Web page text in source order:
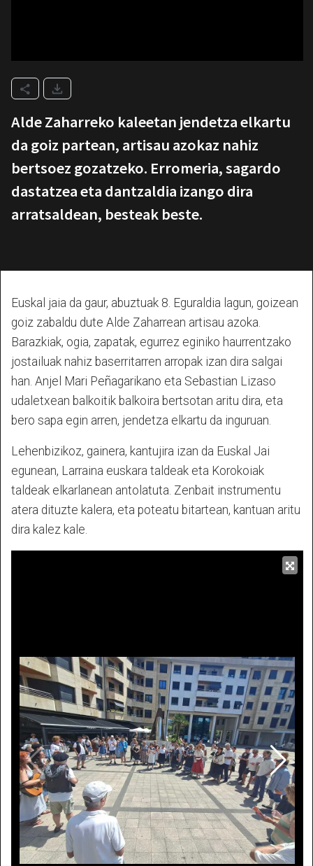
Alde Zaharreko kaleetan jendetza elkartu
da goiz partean, artisau azokaz nahiz
bertsoez gozatzeko. Erromeria, sagardo
dastatzea eta dantzaldia izango dira
arratsaldean, besteak beste.
Euskal jaia da gaur, abuztuak 8. Eguraldia lagun, goizean
goiz zabaldu dute Alde Zaharrean artisau azoka.
Barazkiak, ogia, zapatak, egurrez eginiko haurrentzako
jostailuak nahiz baserritarren arropak izan dira salgai
han. Anjel Mari Peñagarikano eta Sebastian Lizaso
udaletxean balkoitik balkoira bertsotan aritu dira, eta
bero sapa egin arren, jendetza elkartu da inguruan.
Lehenbizikoz, gainera, kantujira izan da Euskal Jai
egunean, Larraina euskara taldeak eta Korokoiak
taldeak elkarlanean antolatuta. Zenbait instrumentu
atera dituzte kalera, eta poteatu bitartean, kantuan aritu
dira kalez kale.